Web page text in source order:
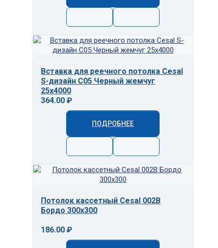
Вставка для реечного потолка Cesal
S-дизайн С05 Черный жемчуг
25х4000
364.00 ₽
ПОДРОБНЕЕ
Потолок кассетный Cesal 002B
Бордо 300x300
186.00 ₽